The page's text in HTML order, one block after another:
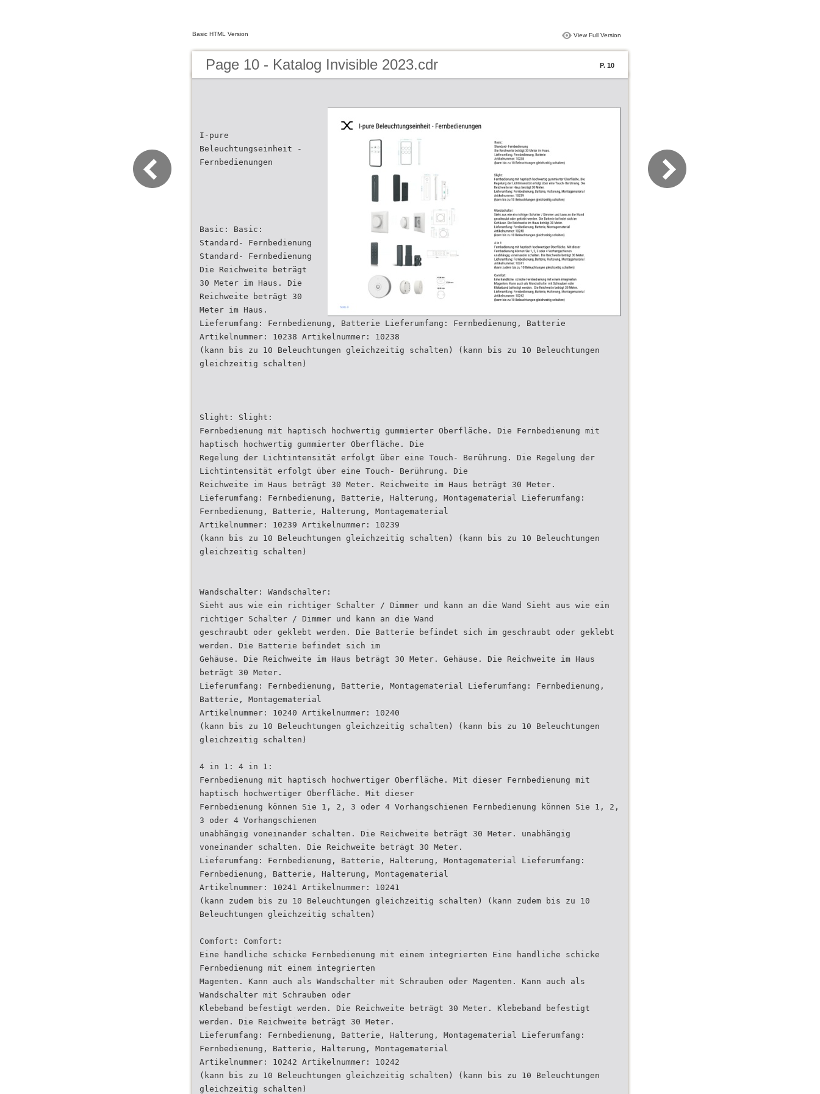
Basic HTML Version View Full Version
Page 10 - Katalog Invisible 2023.cdr P. 10
I-pure
Beleuchtungseinheit -
Fernbedienungen
Basic: Basic:
Standard- Fernbedienung
Standard- Fernbedienung
Die Reichweite beträgt
30 Meter im Haus. Die
Reichweite beträgt 30
Meter im Haus.
Lieferumfang: Fernbedienung, Batterie Lieferumfang: Fernbedienung, Batterie
Artikelnummer: 10238 Artikelnummer: 10238
(kann bis zu 10 Beleuchtungen gleichzeitig schalten) (kann bis zu 10 Beleuchtungen
gleichzeitig schalten)
Slight: Slight:
Fernbedienung mit haptisch hochwertig gummierter Oberfläche. Die Fernbedienung mit
haptisch hochwertig gummierter Oberfläche. Die
Regelung der Lichtintensität erfolgt über eine Touch- Berührung. Die Regelung der
Lichtintensität erfolgt über eine Touch- Berührung. Die
Reichweite im Haus beträgt 30 Meter. Reichweite im Haus beträgt 30 Meter.
Lieferumfang: Fernbedienung, Batterie, Halterung, Montagematerial Lieferumfang:
Fernbedienung, Batterie, Halterung, Montagematerial
Artikelnummer: 10239 Artikelnummer: 10239
(kann bis zu 10 Beleuchtungen gleichzeitig schalten) (kann bis zu 10 Beleuchtungen
gleichzeitig schalten)
Wandschalter: Wandschalter:
Sieht aus wie ein richtiger Schalter / Dimmer und kann an die Wand Sieht aus wie ein
richtiger Schalter / Dimmer und kann an die Wand
geschraubt oder geklebt werden. Die Batterie befindet sich im geschraubt oder geklebt
werden. Die Batterie befindet sich im
Gehäuse. Die Reichweite im Haus beträgt 30 Meter. Gehäuse. Die Reichweite im Haus
beträgt 30 Meter.
Lieferumfang: Fernbedienung, Batterie, Montagematerial Lieferumfang: Fernbedienung,
Batterie, Montagematerial
Artikelnummer: 10240 Artikelnummer: 10240
(kann bis zu 10 Beleuchtungen gleichzeitig schalten) (kann bis zu 10 Beleuchtungen
gleichzeitig schalten)
4 in 1: 4 in 1:
Fernbedienung mit haptisch hochwertiger Oberfläche. Mit dieser Fernbedienung mit
haptisch hochwertiger Oberfläche. Mit dieser
Fernbedienung können Sie 1, 2, 3 oder 4 Vorhangschienen Fernbedienung können Sie 1, 2,
3 oder 4 Vorhangschienen
unabhängig voneinander schalten. Die Reichweite beträgt 30 Meter. unabhängig
voneinander schalten. Die Reichweite beträgt 30 Meter.
Lieferumfang: Fernbedienung, Batterie, Halterung, Montagematerial Lieferumfang:
Fernbedienung, Batterie, Halterung, Montagematerial
Artikelnummer: 10241 Artikelnummer: 10241
(kann zudem bis zu 10 Beleuchtungen gleichzeitig schalten) (kann zudem bis zu 10
Beleuchtungen gleichzeitig schalten)
Comfort: Comfort:
Eine handliche schicke Fernbedienung mit einem integrierten Eine handliche schicke
Fernbedienung mit einem integrierten
Magenten. Kann auch als Wandschalter mit Schrauben oder Magenten. Kann auch als
Wandschalter mit Schrauben oder
Klebeband befestigt werden. Die Reichweite beträgt 30 Meter. Klebeband befestigt
werden. Die Reichweite beträgt 30 Meter.
Lieferumfang: Fernbedienung, Batterie, Halterung, Montagematerial Lieferumfang:
Fernbedienung, Batterie, Halterung, Montagematerial
Artikelnummer: 10242 Artikelnummer: 10242
(kann bis zu 10 Beleuchtungen gleichzeitig schalten) (kann bis zu 10 Beleuchtungen
gleichzeitig schalten)